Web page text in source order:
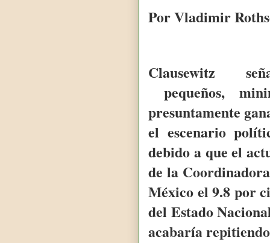
Por Vladimir
Clausewitz
pequeños,
presuntamente
el escenario
debido a que el
de la
México el 9.8 por
del Estado
acabaría